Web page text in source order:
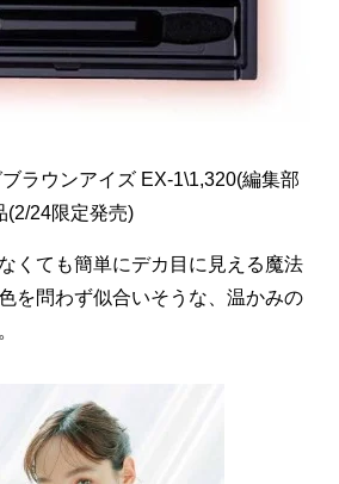
ラウンアイズ EX-1\1,320(編集部
(2/24限定発売)
くても簡単にデカ目に見える魔法
を問わず似合いそうな、温かみの